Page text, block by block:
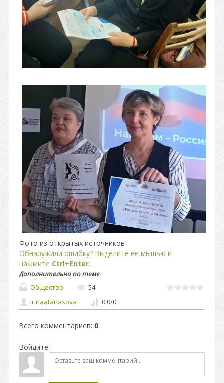
Фото из открытых источников
Обнаружили ошибку? Выделите ее мышью и
нажмите Ctrl+Enter.
Дополнительно по теме
Общество
54
irinaatanasova
0.0/0
Всего комментариев: 0
Войдите: